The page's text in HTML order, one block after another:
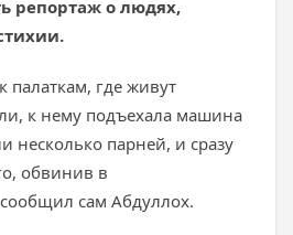
репортаж о людях,
палаткам, где живут
к нему подъехала машина
несколько парней, и сразу
обвинив в
сообщил сам Абдуллох.